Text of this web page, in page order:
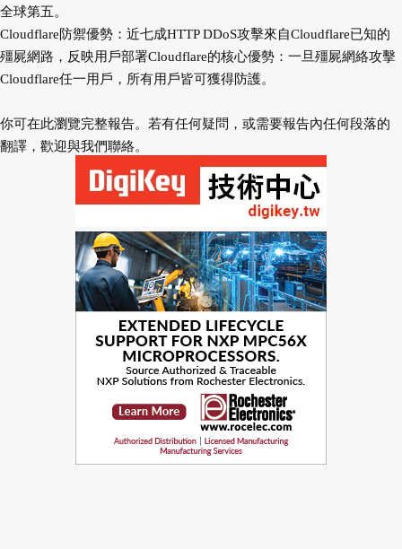
全球第五。
Cloudflare防禦優勢：近七成HTTP DDoS攻擊來自Cloudflare已知的
殭屍網路，反映用戶部署Cloudflare的核心優勢：一旦殭屍網絡攻擊
Cloudflare任一用戶，所有用戶皆可獲得防護。
你可在此瀏覽完整報告。若有任何疑問，或需要報告內任何段落的
翻譯，歡迎與我們聯絡。